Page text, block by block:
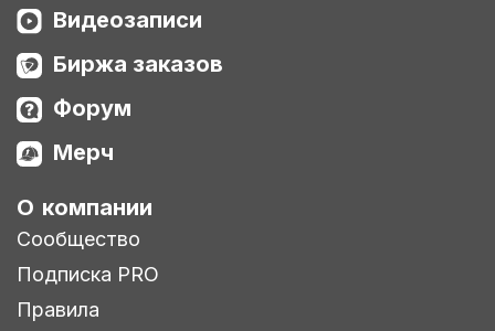
Видеозаписи
Биржа заказов
Форум
Мерч
О компании
Сообщество
Подписка PRO
Правила